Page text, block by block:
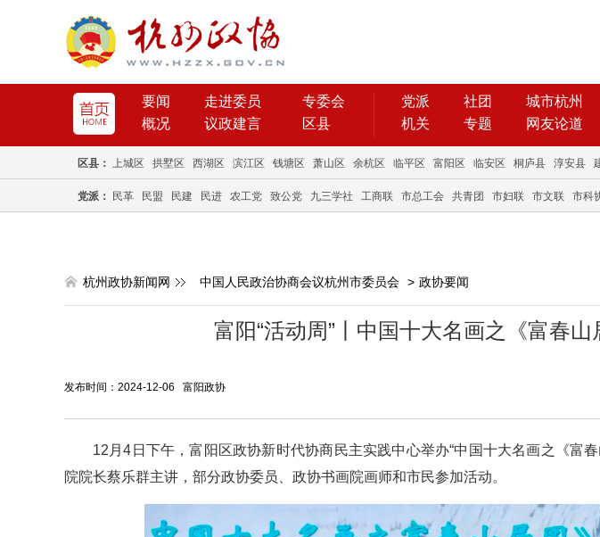
要闻 走进委员
专委会
概况
议政建言 区县
党派 社团
城市杭州
机关
专题 网友论道
区县： 上城区 拱墅区 西湖区 滨江区 钱塘区 萧山区 余杭区 临平区 富阳区 临安区 桐庐县 淳安县
党派： 民革 民盟 民建 民进 农工党 致公党 九三学社 工商联 市总工会 共青团 市妇联 市文联 市科
杭州政协新闻网 中国人民政治协商会议杭州市委员会 > 政协要闻
富阳“活动周”丨中国十大名画之《富春
发布时间：2024-12-06 富阳政协
12月4日下午，富阳区政协新时代协商民主实践中心举办“中国十大名画之《富
院院长蔡乐群主讲，部分政协委员、政协书画院画师和市民参加活动。